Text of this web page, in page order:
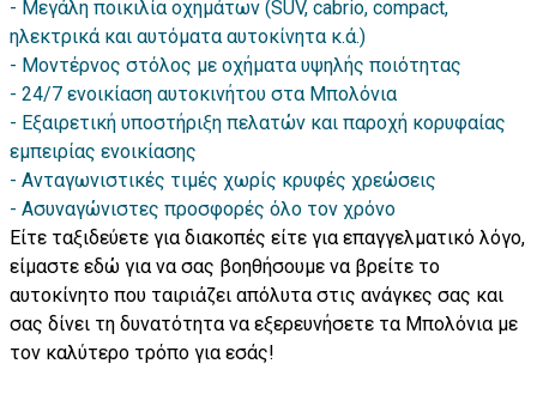
- Μεγάλη ποικιλία οχημάτων (SUV, cabrio, compact,
ηλεκτρικά και αυτόματα αυτοκίνητα κ.ά.)
- Μοντέρνος στόλος με οχήματα υψηλής ποιότητας
- 24/7 ενοικίαση αυτοκινήτου στα Μπολόνια
- Εξαιρετική υποστήριξη πελατών και παροχή κορυφαίας
εμπειρίας ενοικίασης
- Ανταγωνιστικές τιμές χωρίς κρυφές χρεώσεις
- Ασυναγώνιστες προσφορές όλο τον χρόνο
Είτε ταξιδεύετε για διακοπές είτε για επαγγελματικό λόγο,
είμαστε εδώ για να σας βοηθήσουμε να βρείτε το
αυτοκίνητο που ταιριάζει απόλυτα στις ανάγκες σας και
σας δίνει τη δυνατότητα να εξερευνήσετε τα Μπολόνια με
τον καλύτερο τρόπο για εσάς!